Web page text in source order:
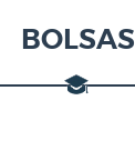
BOLSAS